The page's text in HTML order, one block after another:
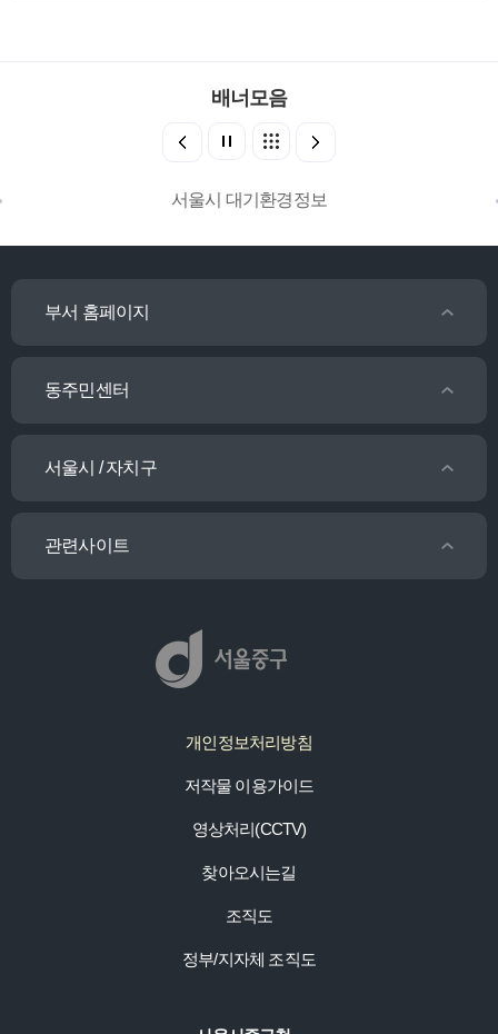
배너모음
서울시 대기환경정보
부서 홈페이지
동주민센터
서울시 / 자치구
관련사이트
개인정보처리방침
저작물 이용가이드
영상처리(CCTV)
찾아오시는길
조직도
정부/지자체 조직도